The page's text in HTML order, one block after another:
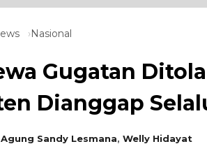
Nasional
Gugatan
Dianggap
Agung Sandy Lesmana, Welly Hidayat